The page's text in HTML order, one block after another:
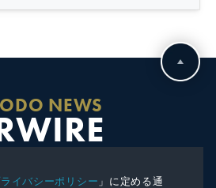
イバシーポリシー 」に定める通
NEWS
会員登録